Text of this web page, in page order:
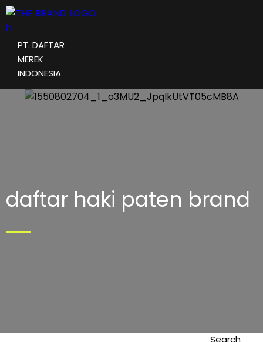
PT. DAFTAR
MEREK
INDONESIA
daftar haki paten brand
Search